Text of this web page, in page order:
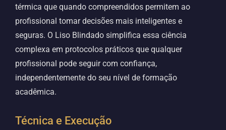
térmica que quando compreendidos permitem ao
profissional tomar decisões mais inteligentes e
seguras. O Liso Blindado simplifica essa ciência
complexa em protocolos práticos que qualquer
profissional pode seguir com confiança,
independentemente do seu nível de formação
acadêmica.
Técnica e Execução